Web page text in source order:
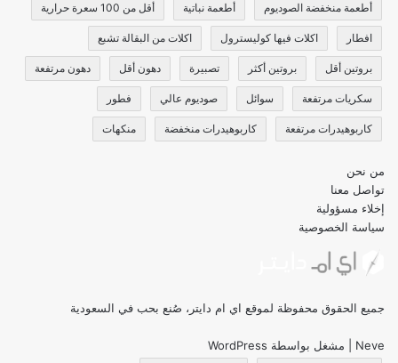
أطعمة منخفضة الصوديوم أطعمة نباتية أقل من 100 سعرة حرارية
افطار اكلات فيها كوليسترول اكلات من البقالة تشبع
بروتين أقل بروتين أكثر تصبيرة دهون أقل دهون مرتفعة
سكريات مرتفعة سوائل صوديوم عالي فطور
كاربوهيدرات مرتفعة كاربوهيدرات منخفضة منكهات
من نحن
تواصل معنا
إخلاء مسؤولية
سياسة الخصوصية
جميع الحقوق محفوظة لموقع اي ام دايتر، صُنع بحب في السعودية
Neve | مشغل بواسطة WordPress